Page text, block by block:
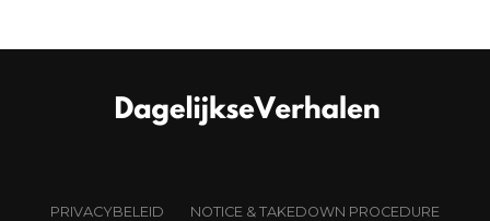
PRIVACYBELEID
NOTICE & TAKEDOWN PROCEDURE